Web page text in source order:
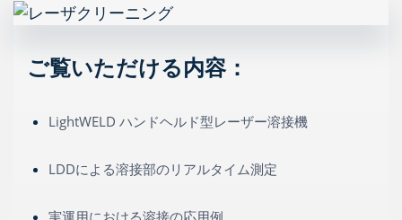
ご覧いただける内容：
LightWELD ハンドヘルド型レーザー溶接機
LDDによる溶接部のリアルタイム測定
実運用における溶接の応用例